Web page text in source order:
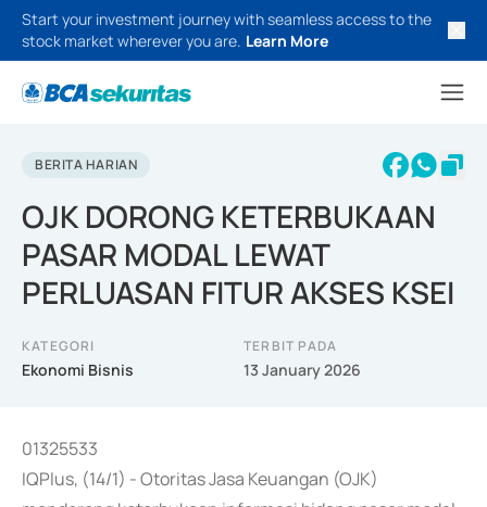
Start your investment journey with seamless access to the
stock market wherever you are. Learn More
BERITA HARIAN
OJK DORONG KETERBUKAAN
PASAR MODAL LEWAT
PERLUASAN FITUR AKSES KSEI
KATEGORI
Ekonomi Bisnis
TERBIT PADA
13 January 2026
01325533
IQPlus, (14/1) - Otoritas Jasa Keuangan (OJK)